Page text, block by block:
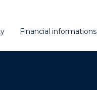
Financial informations